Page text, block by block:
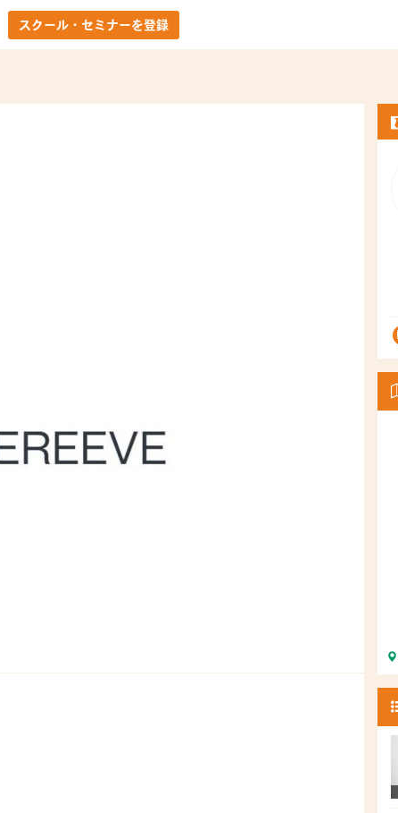
スクール・セミナーを登録